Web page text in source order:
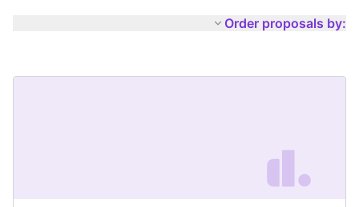
Order proposals by: